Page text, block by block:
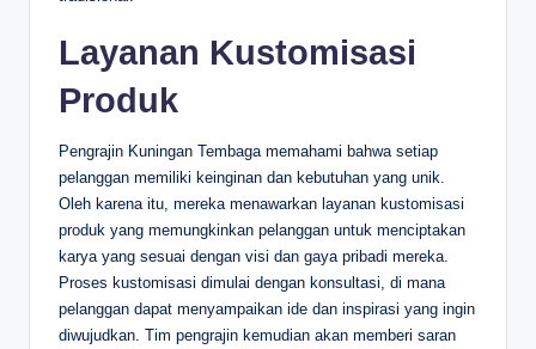
Layanan Kustomisasi
Produk
Pengrajin Kuningan Tembaga memahami bahwa setiap
pelanggan memiliki keinginan dan kebutuhan yang unik.
Oleh karena itu, mereka menawarkan layanan kustomisasi
produk yang memungkinkan pelanggan untuk menciptakan
karya yang sesuai dengan visi dan gaya pribadi mereka.
Proses kustomisasi dimulai dengan konsultasi, di mana
pelanggan dapat menyampaikan ide dan inspirasi yang ingin
diwujudkan. Tim pengrajin kemudian akan memberi saran